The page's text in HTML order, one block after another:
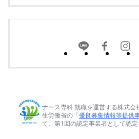
ナース専科 就職を運営する株式
生労働省の「優良募集情報等提供
て、第1回の認定事業者として認定